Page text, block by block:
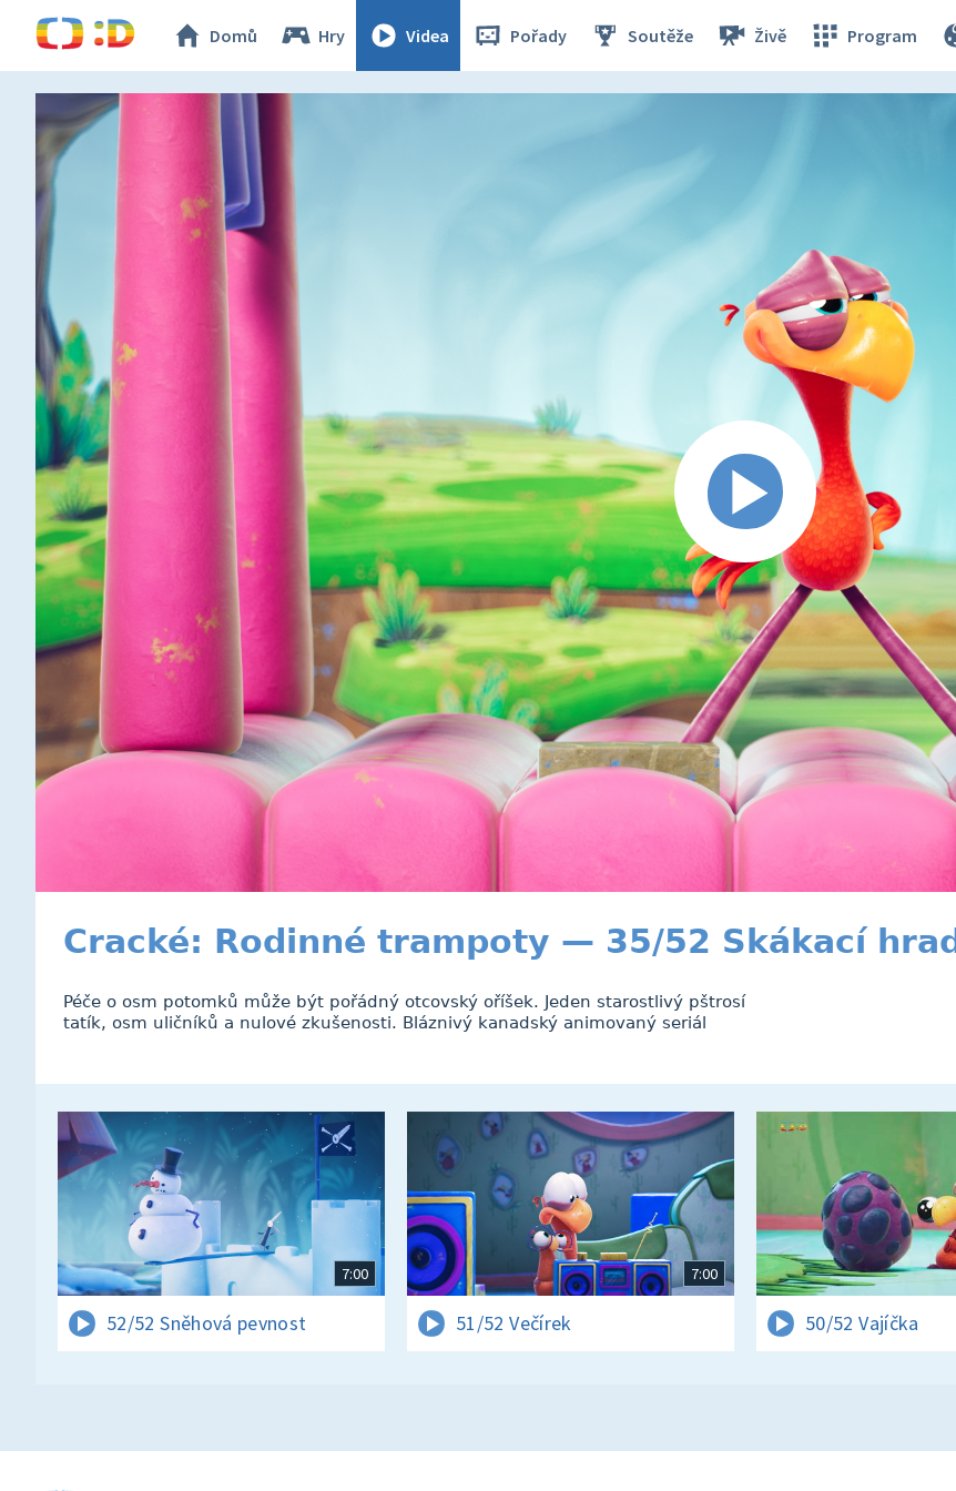
Domů Hry Videa Pořady Soutěže Živě Program
Cracké: Rodinné trampoty — 35/52 Skákací hrad
Péče o osm potomků může být pořádný otcovský oříšek. Jeden starostlivý pštrosí
tatík, osm uličníků a nulové zkušenosti. Bláznivý kanadský animovaný seriál
7:00
52/52 Sněhová pevnost
7:00
51/52 Večírek 50/52 Vajíčka